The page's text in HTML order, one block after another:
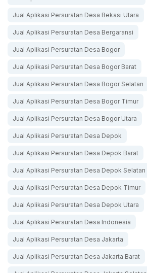
Jual Aplikasi Persuratan Desa Bekasi Utara
Jual Aplikasi Persuratan Desa Bergaransi
Jual Aplikasi Persuratan Desa Bogor
Jual Aplikasi Persuratan Desa Bogor Barat
Jual Aplikasi Persuratan Desa Bogor Selatan
Jual Aplikasi Persuratan Desa Bogor Timur
Jual Aplikasi Persuratan Desa Bogor Utara
Jual Aplikasi Persuratan Desa Depok
Jual Aplikasi Persuratan Desa Depok Barat
Jual Aplikasi Persuratan Desa Depok Selatan
Jual Aplikasi Persuratan Desa Depok Timur
Jual Aplikasi Persuratan Desa Depok Utara
Jual Aplikasi Persuratan Desa Indonesia
Jual Aplikasi Persuratan Desa Jakarta
Jual Aplikasi Persuratan Desa Jakarta Barat